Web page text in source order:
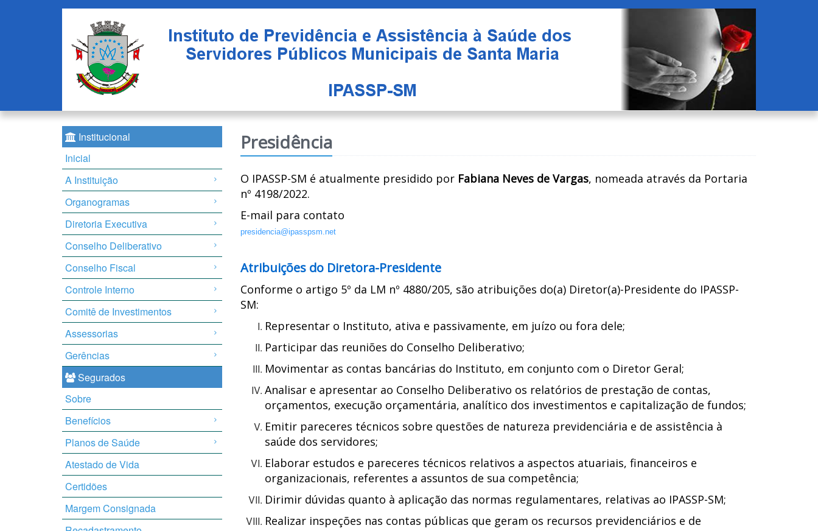
Institucional
Inicial
A Instituição
Organogramas
Diretoria Executiva
Conselho Deliberativo
Conselho Fiscal
Controle Interno
Comitê de Investimentos
Assessorias
Gerências
Segurados
Sobre
Benefícios
Planos de Saúde
Atestado de Vida
Certidões
Margem Consignada
Presidência
O IPASSP-SM é atualmente presidido porFabiana Neves de Vargas, nomeada através da Portaria
nº 4198/2022.
E-mail para contato
presidencia@ipasspsm.net
Atribuições do Diretora-Presidente
Conforme o artigo 5º da LM nº 4880/205, são atribuições do(a) Diretor(a)-Presidente do IPASSP-
SM:
Representar o Instituto, ativa e passivamente, em juízo ou fora dele;
Participar das reuniões do Conselho Deliberativo;
Movimentar as contas bancárias do Instituto, em conjunto com o Diretor Geral;
Analisar e apresentar ao Conselho Deliberativo os relatórios de prestação de contas,
orçamentos, execução orçamentária, analítico dos investimentos e capitalização de fundos;
Emitir pareceres técnicos sobre questões de natureza previdenciária e de assistência à
saúde dos servidores;
Elaborar estudos e pareceres técnicos relativos a aspectos atuariais, financeiros e
organizacionais, referentes a assuntos de sua competência;
Dirimir dúvidas quanto à aplicação das normas regulamentares, relativas ao IPASSP-SM;
Realizar inspeções nas contas públicas que geram os recursos previdenciários e de